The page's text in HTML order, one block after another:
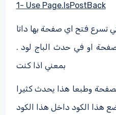
1- Use Page.IsPostBack
تسرع فتح اي صفحة بها داتا
او في حدث الباج لود .
بمعني اذا كنت
وطبعا هذا يحدث كثيرا
هذا الكود داخل هذا الكود